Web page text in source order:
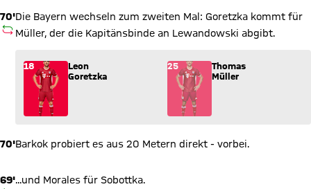
70'
AUSWECHSLUNG
Die Bayern wechseln zum zweiten Mal: Goretzka kommt für
Müller, der die Kapitänsbinde an Lewandowski abgibt.
Wechsel: Leon Goretzka (18) kommt für Thomas Müller (25)
18
Leon
Goretzka
25
Thomas
Müller
70'Barkok probiert es aus 20 Metern direkt - vorbei.
69'...und Morales für Sobottka.